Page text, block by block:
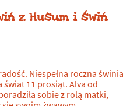
z Husum i świń
Niespełna roczna świnia
świat 11 prosiąt. Alva od
sobie z rolą matki,